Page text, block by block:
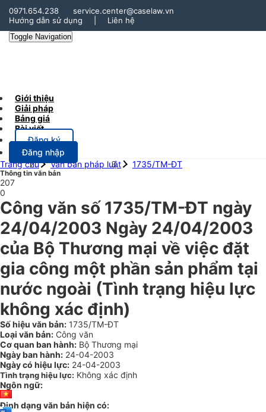
0971.654.238
service.center@caselaw.vn
Hướng dẫn sử dụng
Liên hệ
Toggle Navigation
Giới thiệu
Giải pháp
Bảng giá
Bài viết
Đăng ký
Đăng nhập
Trang chủ
Văn bản pháp luật 1735/TM-ĐT
Thông tin văn bản
207
0
Công văn số 1735/TM-ĐT ngày
24/04/2003 Ngày 24/04/2003
của Bộ Thương mại về việc đặt
gia công một phần sản phẩm tại
nước ngoài (Tình trạng hiệu lực
không xác định)
Số hiệu văn bản: 1735/TM-ĐT
Loại văn bản: Công văn
Cơ quan ban hành: Bộ Thương mại
Ngày ban hành: 24-04-2003
Ngày có hiệu lực: 24-04-2003
Tình trạng hiệu lực: Không xác định
Ngôn ngữ:
Định dạng văn bản hiện có: